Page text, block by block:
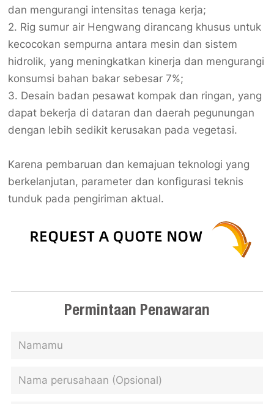
dan mengurangi intensitas tenaga kerja;
2. Rig sumur air Hengwang dirancang khusus untuk
kecocokan sempurna antara mesin dan sistem
hidrolik, yang meningkatkan kinerja dan mengurangi
konsumsi bahan bakar sebesar 7%;
3. Desain badan pesawat kompak dan ringan, yang
dapat bekerja di dataran dan daerah pegunungan
dengan lebih sedikit kerusakan pada vegetasi.
Karena pembaruan dan kemajuan teknologi yang
berkelanjutan, parameter dan konfigurasi teknis
tunduk pada pengiriman aktual.
Permintaan Penawaran